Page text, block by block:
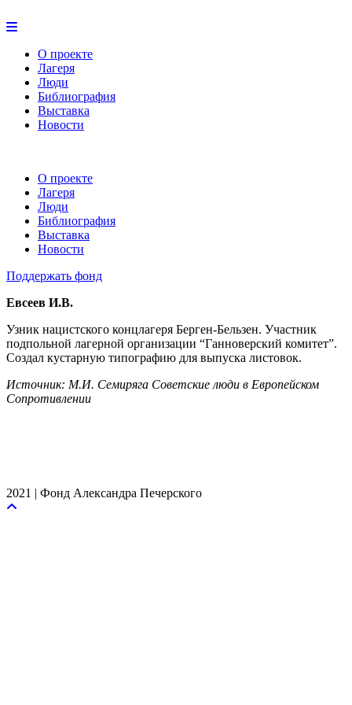
О проекте
Лагеря
Люди
Библиография
Выставка
Новости
О проекте
Лагеря
Люди
Библиография
Выставка
Новости
Поддержать фонд
Евсеев И.В.
Узник нацистского концлагеря Берген-Бельзен. Участник
подпольной лагерной организации “Ганноверский комитет”.
Создал кустарную типографию для выпуска листовок.
Источник: М.И. Семиряга Советские люди в Европейском
Сопротивлении
2021 | Фонд Александра Печерского